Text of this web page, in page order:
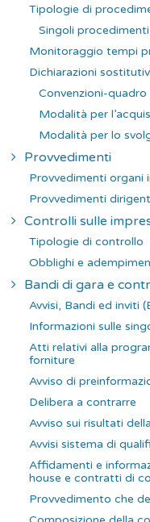
Tipologie di
Singoli
Monitoraggio tempi
Dichiarazioni
Convenzioni-quadro
Modalità per
Modalità per lo
Provvedimenti
Provvedimenti organi
Provvedimenti
Controlli sulle
Tipologie di controllo
Obblighi e
Bandi di gara e
Avvisi, Bandi ed inviti
Informazioni sulle
Atti relativi alla
forniture
Avviso di
Delibera a contrarre
Avviso sui risultati
Avvisi sistema di
Affidamenti e
house e contratti di
Provvedimento che